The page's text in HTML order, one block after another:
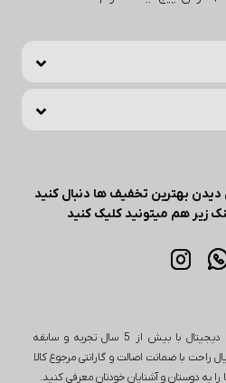
دیدن بهترین تخفیف ها دنبال کنید
فروشگاه تخصصی کالای دیجیتال با بیش از 5 سال تجربه و سابقه
با ضمانت اصالت و گارانتی مرجوع کالا
را به دوستان و آشنایان خودتان معرفی کنید.